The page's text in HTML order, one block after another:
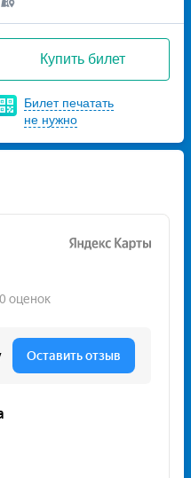
Купить билет
Билет печатать
не нужно